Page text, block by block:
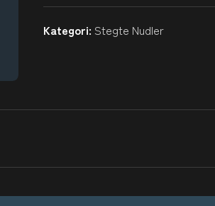
Kategori: Stegte Nudler